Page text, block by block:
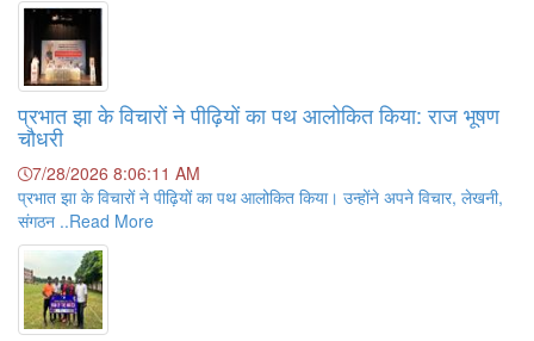
प्रभात झा के विचारों ने पीढ़ियों का पथ आलोकित किया: राज भूषण
चौधरी
7/28/2026 8:06:11 AM
प्रभात झा के विचारों ने पीढ़ियों का पथ आलोकित किया। उन्होंने अपने विचार, लेखनी,
संगठन ..Read More